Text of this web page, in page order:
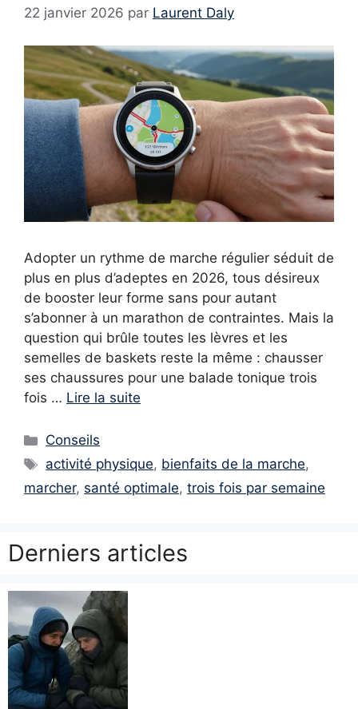
22 janvier 2026 par Laurent Daly
Adopter un rythme de marche régulier séduit de
plus en plus d’adeptes en 2026, tous désireux
de booster leur forme sans pour autant
s’abonner à un marathon de contraintes. Mais la
question qui brûle toutes les lèvres et les
semelles de baskets reste la même : chausser
ses chaussures pour une balade tonique trois
fois … Lire la suite
Catégories
Conseils
Étiquettes
activité physique, bienfaits de la marche,
marcher, santé optimale, trois fois par semaine
Derniers articles